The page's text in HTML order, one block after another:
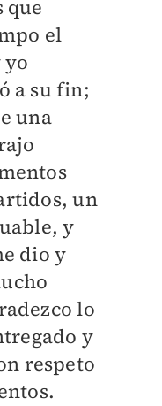
que
el
yo
a su fin;
una
un
y
dio y
lo
y
respeto